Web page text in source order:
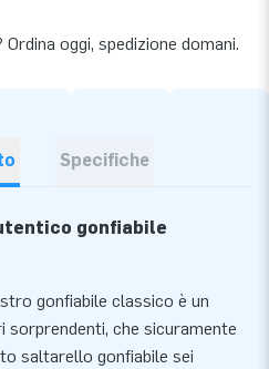
oggi, spedizione domani.
Specifiche
gonfiabile
gonfiabile classico è un
sorprendenti, che sicuramente
saltarello gonfiabile sei